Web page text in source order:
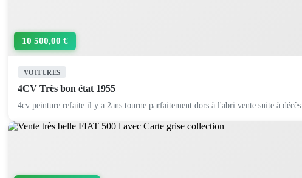
10 500,00 €
VOITURES
4CV Très bon état 1955
4cv peinture refaite il y a 2ans tourne parfaitement dors à l'abri vente suite à décès..